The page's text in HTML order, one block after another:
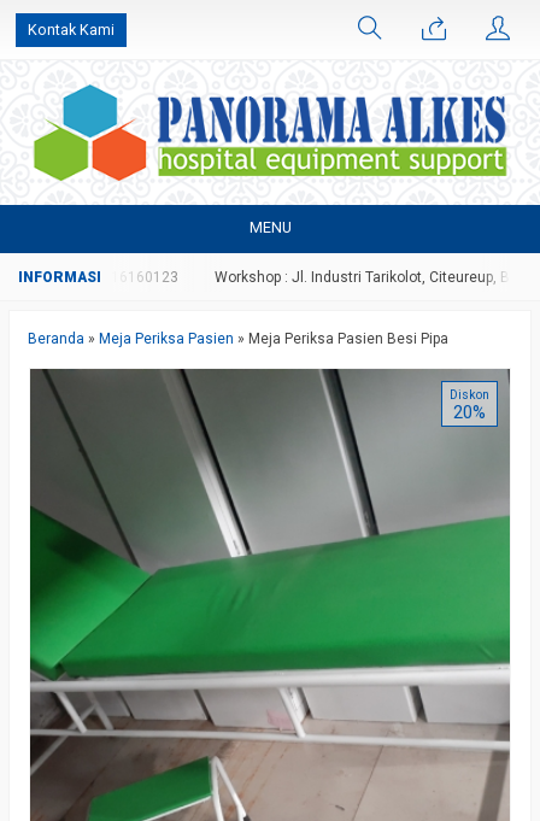
Kontak Kami
MENU
atau 081316160123 Workshop : Jl. Industri Tarikolot, Citeureup, Bogor
Beranda » Meja Periksa Pasien » Meja Periksa Pasien Besi Pipa
Diskon
20%